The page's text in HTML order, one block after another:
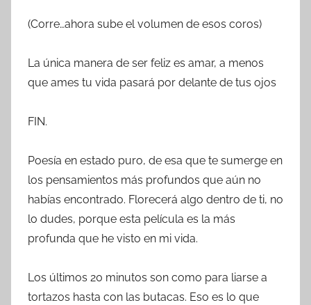
(Corre…ahora sube el volumen de esos coros)
La única manera de ser feliz es amar, a menos
que ames tu vida pasará por delante de tus ojos
FIN.
Poesía en estado puro, de esa que te sumerge en
los pensamientos más profundos que aún no
habías encontrado. Florecerá algo dentro de ti, no
lo dudes, porque esta película es la más
profunda que he visto en mi vida.
Los últimos 20 minutos son como para liarse a
tortazos hasta con las butacas. Eso es lo que